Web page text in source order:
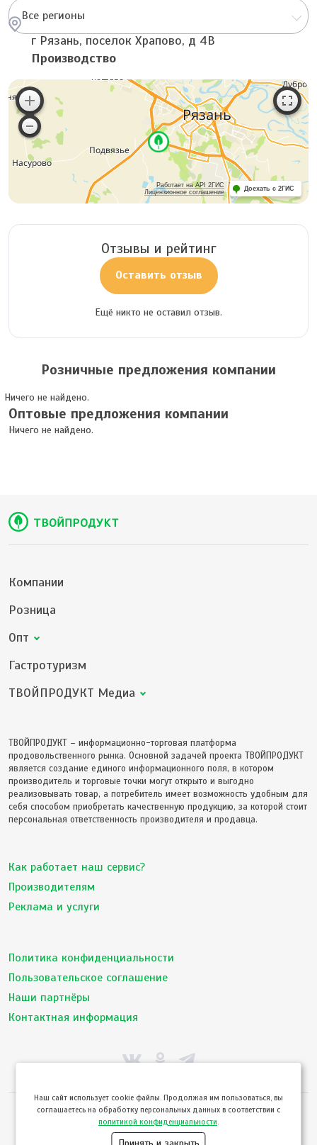
Все регионы
г Рязань, поселок Храпово, д 4В
Производство
Работает на API 2ГИС
Лицензионное соглашение
Доехать с 2ГИС
Отзывы и рейтинг
Оставить отзыв
Ещё никто не оставил отзыв.
Розничные предложения компании
Ничего не найдено.
Оптовые предложения компании
Ничего не найдено.
Компании
Розница
Опт
Гастротуризм
ТВОЙПРОДУКТ Медиа
ТВОЙПРОДУКТ – информационно-торговая платформа
продовольственного рынка. Основной задачей проекта ТВОЙПРОДУКТ
является создание единого информационного поля, в котором
производитель и торговые точки могут открыто и выгодно
реализовывать товар, а потребитель имеет возможность удобным для
себя способом приобретать качественную продукцию, за которой стоит
персональная ответственность производителя и продавца.
Как работает наш сервис?
Производителям
Реклама и услуги
Политика конфиденциальности
Пользовательское соглашение
Наши партнёры
Контактная информация
© ТвойПродукт 2010 - 2026
Использование сайта означает согласие сПользовательским соглашением
Политикой конфиденциальностисервиса ТВОЙПРОДУКТ
Hаш сайт использует cookie файлы. Продолжая им пользоваться, вы
соглашаетесь на обработку персональных данных в соответствии с
политикой конфиденциальности